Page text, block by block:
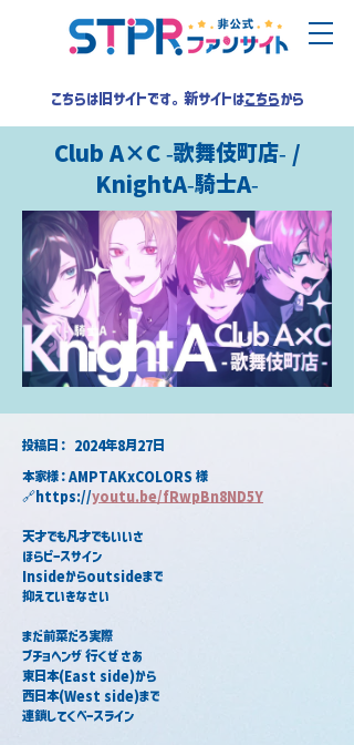
こちらは旧サイトです。新サイトはこちらから
Club A×C -歌舞伎町店- /
KnightA-騎士A-
2024年8月27日
​投稿日：
本家様：AMPTAKxCOLORS 様
🔗https://youtu.be/fRwpBn8ND5Y
天才でも凡才でもいいさ
ほらピースサイン
Insideからoutsideまで
抑えていきなさい
まだ前菜だろ実際
プチョヘンザ 行くぜ さあ
東日本(East side)から
西日本(West side)まで
連鎖してくベースライン